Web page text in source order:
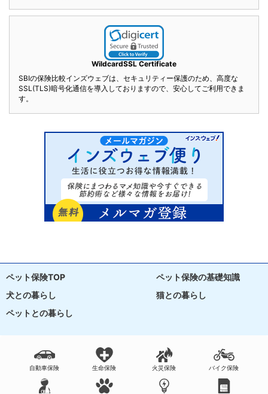
WildcardSSL Certificate
SBIの保険比較インズウェブは、セキュリティー保護のため、高度な
SSL(TLS)暗号化通信を導入しておりますので、安心してご利用できま
す。
ペット保険TOP
ペット保険の基礎知識
犬との暮らし
猫との暮らし
ペットとの暮らし
自動車保険 生命保険 火災保険 バイク保険